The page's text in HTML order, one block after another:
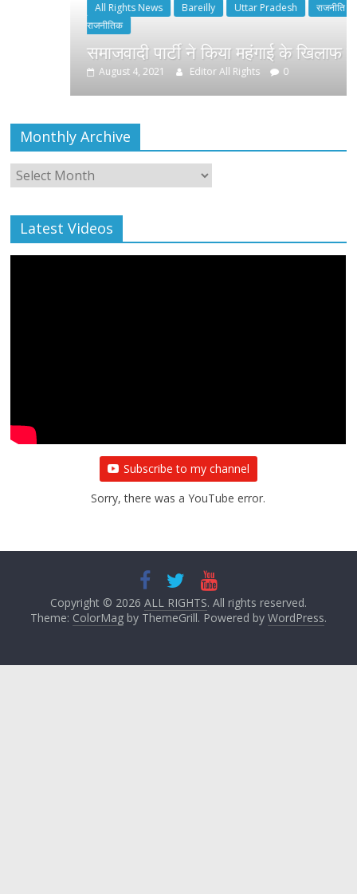
All Rights News Bareilly Uttar Pradesh राजनीति
हॉट
समाजवादी पार्टी ने किया महंगाई के खिलाफ प्रदर्शन
August 4, 2021 Editor All Rights 0
Monthly Archive
Monthly
Archive
Latest Videos
Subscribe to my channel
Sorry, there was a YouTube error.
Copyright © 2026 ALL RIGHTS. All rights reserved.
Theme: ColorMagby ThemeGrill. Powered by WordPress.